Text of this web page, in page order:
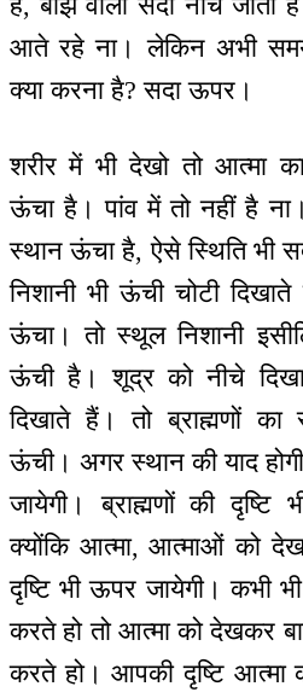
आते रहे ना। लेकिन अभी
क्या करना है? सदा ऊपर।
शरीर में भी देखो तो आत्मा
ऊंचा है। पांव में तो नहीं है
स्थान ऊंचा है, ऐसे स्थिति भी
निशानी भी ऊंची चोटी
ऊंचा। तो स्थूल निशानी
ऊंची है। शूद्र को नीचे
दिखाते हैं। तो ब्राह्मणों का
ऊंची। अगर स्थान की याद
जायेगी। ब्राह्मणों की
क्योंकि आत्मा, आत्माओं को
दृष्टि भी ऊपर जायेगी। कभी
करते हो तो आत्मा को देखकर
करते हो। आपकी दृष्टि आत्मा